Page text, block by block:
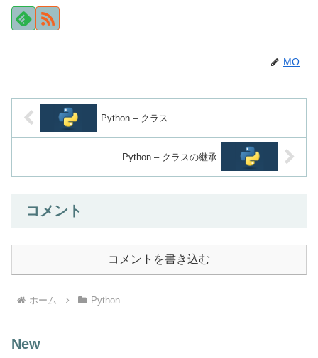
MO
Python – クラス
Python – クラスの継承
コメント
コメントを書き込む
ホーム Python
New